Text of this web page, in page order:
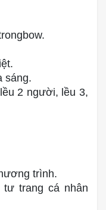
sáng.
2 người, lều 3,
trình.
trang cá nhân